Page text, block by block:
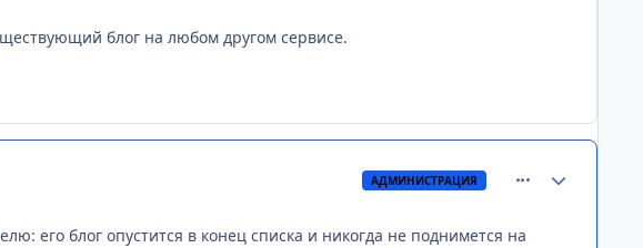
блог на любом другом сервисе.
АДМИНИСТРАЦИЯ
его блог опустится в конец списка и никогда не поднимется на